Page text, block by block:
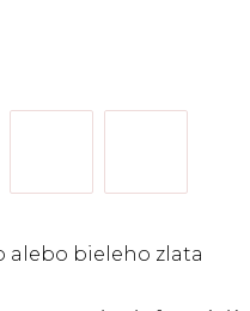
alebo bieleho zlata